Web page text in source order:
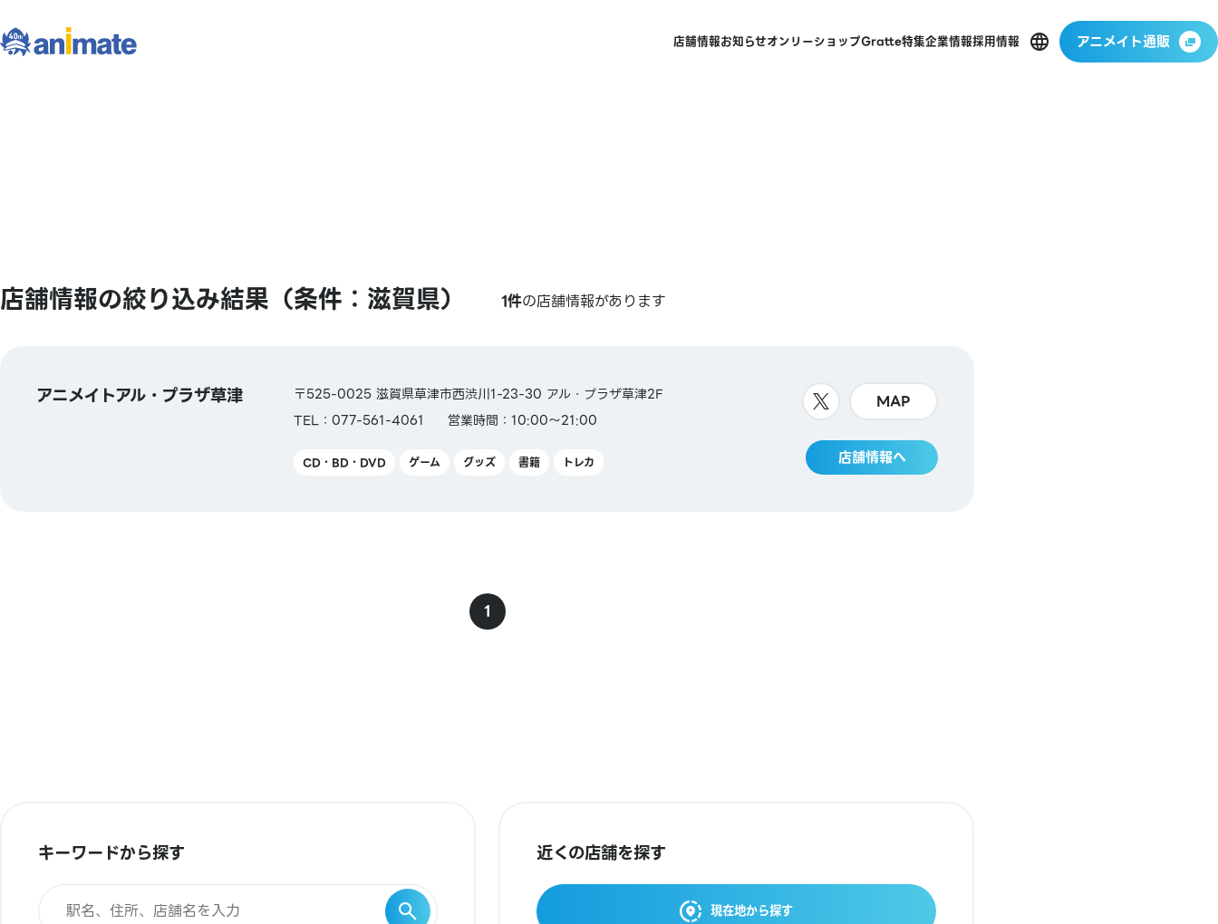
店舗情報お知らせオンリーショップGratte特集企業情報採用情報 アニメイト通販
店舗情報の絞り込み結果（条件：滋賀県） 1件の店舗情報があります
アニメイトアル・プラザ草津
〒525-0025 滋賀県草津市西渋川1-23-30 アル・プラザ草津2F
TEL：077-561-4061
営業時間：10:00～21:00
CD・BD・DVD ゲーム グッズ 書籍 トレカ
MAP
店舗情報へ
1
キーワードから探す 近くの店舗を探す
現在地から探す